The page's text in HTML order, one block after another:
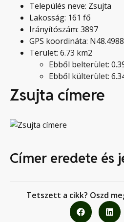
Település neve: Zsujta
Lakosság: 161 fő
Irányítószám: 3897
GPS koordináta:
Terület: 6.73 km2
Ebből belterület:
Ebből külterület:
Zsujta címere
Címer eredete és
Tetszett a cikk? Oszd